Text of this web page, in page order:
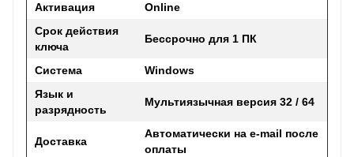
Активация
Online
Срок действия
ключа
Бессрочно для 1 ПК
Система
Windows
Язык и
разрядность
Мультиязычная версия 32 / 64
Доставка
Автоматически на e-mail после
оплаты